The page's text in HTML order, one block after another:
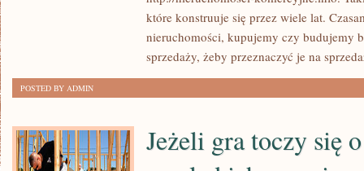
które konstruuje się przez wiele lat.
nieruchomości, kupujemy czy budujemy
sprzedaży, żeby przeznaczyć je na
POSTED BY ADMIN
Jeżeli gra toczy się